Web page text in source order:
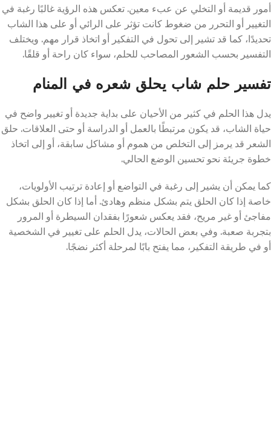
أمور قديمة أو التخلي عن عبء معين. تعكس هذه الرؤية غالبًا رغبة في
التغيير أو التحرر من ضغوط كانت تؤثر على الرائي أو على هذا الشاب
تحديدًا، كما قد تشير إلى تحول في التفكير أو اتخاذ قرار مهم. ويختلف
التفسير بحسب الشعور المصاحب للحلم، سواء كان راحة أو قلقًا.
تفسير حلم شاب يحلق شعره في المنام
يدل هذا الحلم في كثير من الأحيان على بداية جديدة أو تغيير واضح في
حياة الشاب، قد يكون مرتبطًا بالعمل أو الدراسة أو حتى العلاقات. حلق
الشعر قد يرمز إلى التخلص من هموم أو مشاكل سابقة، أو إلى اتخاذ
خطوة جريئة نحو تحسين الوضع الحالي.
كما يمكن أن يشير إلى رغبة في التواضع أو إعادة ترتيب الأولويات،
خاصة إذا كان الحلق يتم بشكل منظم وهادئ. أما إذا كان الحلق بشكل
مفاجئ أو غير مريح، فقد يعكس شعورًا بفقدان السيطرة أو المرور
بتجربة صعبة. وفي بعض الحالات، يدل الحلم على تغيير في الشخصية
أو في طريقة التفكير، مما يفتح بابًا لمرحلة أكثر نضجًا.